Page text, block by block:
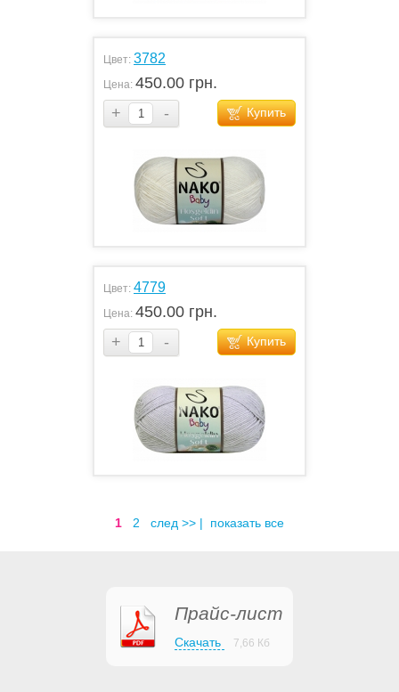
Цвет: 3782
Цена: 450.00 грн.
+
- Купить
Цвет: 4779
Цена: 450.00 грн.
+
- Купить
1 2 след >> | показать все
Прайс-лист
Скачать 7,66 Кб